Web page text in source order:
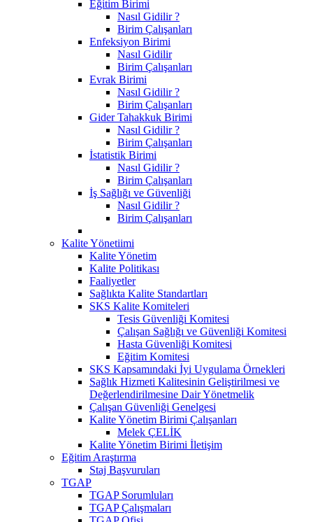
Eğitim Birimi
Nasıl Gidilir ?
Birim Çalışanları
Enfeksiyon Birimi
Nasıl Gidilir
Birim Çalışanları
Evrak Birimi
Nasıl Gidilir ?
Birim Çalışanları
Gider Tahakkuk Birimi
Nasıl Gidilir ?
Birim Çalışanları
İstatistik Birimi
Nasıl Gidilir ?
Birim Çalışanları
İş Sağlığı ve Güvenliği
Nasıl Gidilir ?
Birim Çalışanları
Kalite Yönetiimi
Kalite Yönetim
Kalite Politikası
Faaliyetler
Sağlıkta Kalite Standartları
SKS Kalite Komiteleri
Tesis Güvenliği Komitesi
Çalışan Sağlığı ve Güvenliği Komitesi
Hasta Güvenliği Komitesi
Eğitim Komitesi
SKS Kapsamındaki İyi Uygulama Örnekleri
Sağlık Hizmeti Kalitesinin Geliştirilmesi ve
Değerlendirilmesine Dair Yönetmelik
Çalışan Güvenliği Genelgesi
Kalite Yönetim Birimi Çalışanları
Melek ÇELİK
Kalite Yönetim Birimi İletişim
Eğitim Araştırma
Staj Başvuruları
TGAP
TGAP Sorumluları
TGAP Çalışmaları